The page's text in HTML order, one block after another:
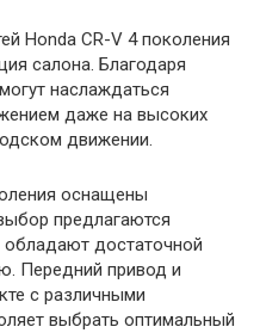
Honda CR-V 4 поколения
салона. Благодаря
наслаждаться
даже на высоких
движении.
оснащены
предлагаются
достаточной
Передний привод и
с различными
выбрать оптимальный